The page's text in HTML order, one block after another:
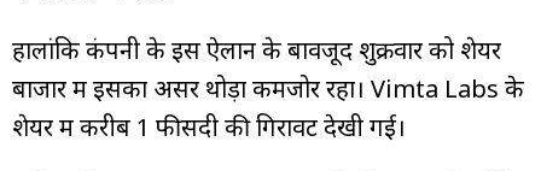
हालांकि कंपनी के इस ऐलान के बावजूद शुक्रवार को शेयर
बाजार में इसका असर थोड़ा कमजोर रहा। Vimta Labs के
शेयर में करीब 1 फीसदी की गिरावट देखी गई।